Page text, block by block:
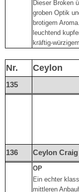
Dieser Broken
groben Optik
brotigem
leuchtend
kräftig-
Nr. Ceylon
135
136 Ceylon Craig
OP
Ein echter
mittleren